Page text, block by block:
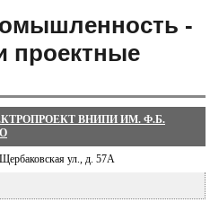
-
проектные
ВНИПИ ИМ. Ф.Б.
ул., д. 57А